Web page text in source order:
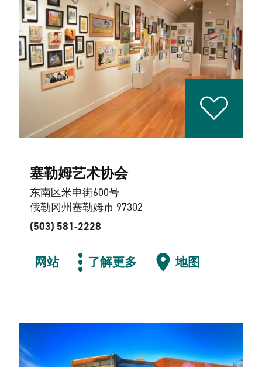
塞勒姆艺术协会
东南区米申街600号
俄勒冈州塞勒姆市 97302
(503) 581-2228
网站 了解更多 地图